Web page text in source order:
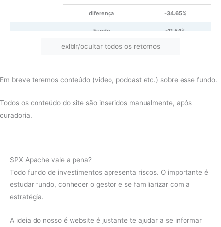
diferença -34.65%
Fundo -11.54%
Ibov
diferença -4.33%
2023
Fundo 30.57%
Ibov 26.57%
diferença -9.73%
Fundo -5.46%
diferença 6.31%
exibir/ocultar todos os retornos
Em breve teremos conteúdo (video, podcast etc.) sobre esse fundo.
Todos os conteúdo do site são inseridos manualmente, após
curadoria.
SPX Apache vale a pena?
Todo fundo de investimentos apresenta riscos. O importante é
estudar fundo, conhecer o gestor e se familiarizar com a
estratégia.
A ideia do nosso é website é justante te ajudar a se informar